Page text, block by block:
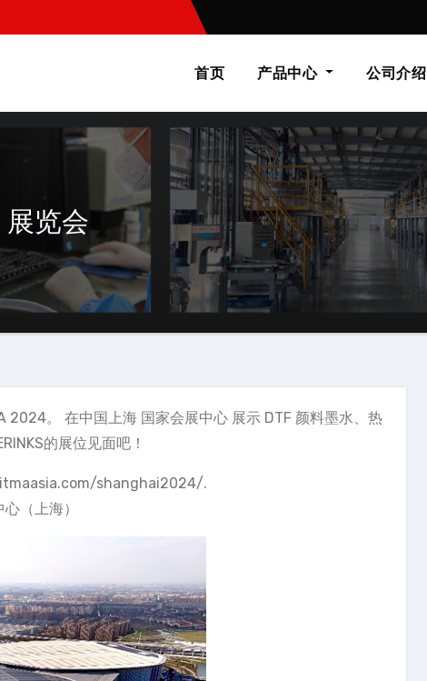
首页 产品中心 公司介绍
展览会
2024。 在中国上海 国家会展中心 展示 DTF 颜料墨水、热
的展位见面吧！
shanghai2024/.
（上海）